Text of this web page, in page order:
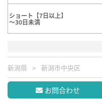
ショート【7日以上】
～30日未満
新潟県 新潟市中央区
お問合わせ